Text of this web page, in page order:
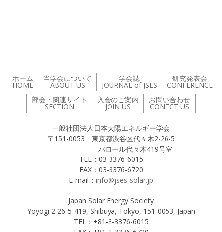
ホーム
HOME
当学会について
ABOUT US
学会誌
JOURNAL of JSES
研究発表会
CONFERENCE
部会・関連サイト
SECTION
入会のご案内
JOIN US
お問い合わせ
CONTCT US
一般社団法人日本太陽エネルギー学会
〒151-0053 東京都渋谷区代々木2-26-5
バロール代々木419号室
TEL：03-3376-6015
FAX：03-3376-6720
E-mail： info@jses-solar.jp
Japan Solar Energy Society
Yoyogi 2-26-5-419, Shibuya, Tokyo, 151-0053, Japan
TEL：+81-3-3376-6015